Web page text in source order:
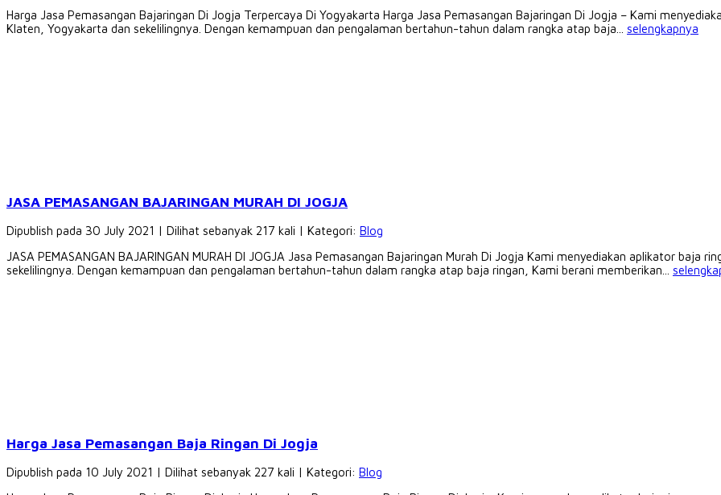
Harga Jasa Pemasangan Bajaringan Di Jogja Terpercaya Di Yogyakarta Harga Jasa Pemasangan Bajaringan Di Jogja – Kami
Klaten, Yogyakarta dan sekelilingnya. Dengan kemampuan dan pengalaman bertahun-tahun dalam rangka atap baja... selengkapnya
JASA PEMASANGAN BAJARINGAN MURAH DI JOGJA
Dipublish pada 30 July 2021 | Dilihat sebanyak 217 kali | Kategori: Blog
JASA PEMASANGAN BAJARINGAN MURAH DI JOGJA Jasa Pemasangan Bajaringan Murah Di Jogja Kami menyediakan aplikator baja
sekelilingnya. Dengan kemampuan dan pengalaman bertahun-tahun dalam rangka atap baja ringan, Kami berani memberikan...
Harga Jasa Pemasangan Baja Ringan Di Jogja
Dipublish pada 10 July 2021 | Dilihat sebanyak 227 kali | Kategori: Blog